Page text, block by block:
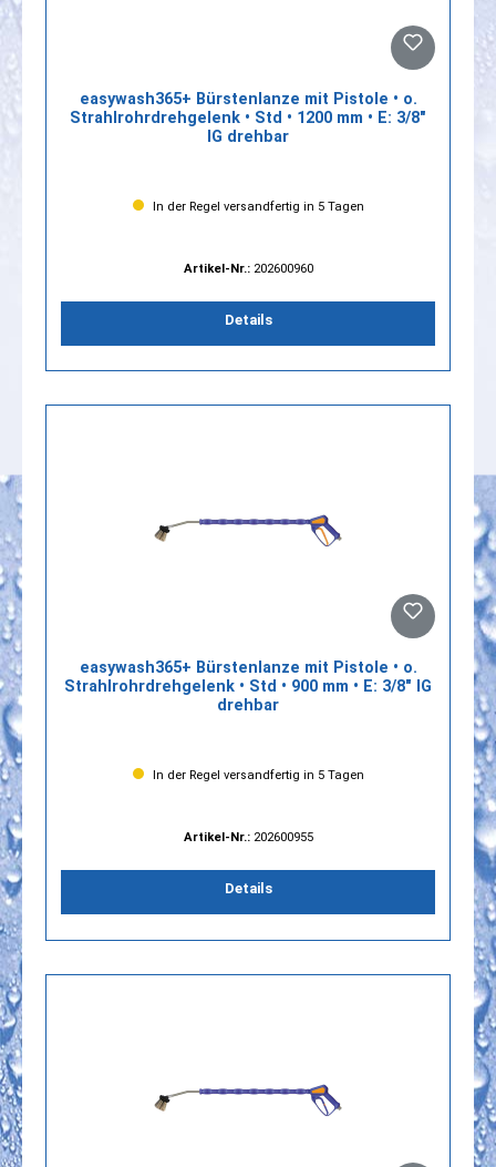
easywash365+ Bürstenlanze mit Pistole • o.
Strahlrohrdrehgelenk • Std • 1200 mm • E: 3/8"
IG drehbar
In der Regel versandfertig in 5 Tagen
Artikel-Nr.: 202600960
Details
easywash365+ Bürstenlanze mit Pistole • o.
Strahlrohrdrehgelenk • Std • 900 mm • E: 3/8" IG
drehbar
In der Regel versandfertig in 5 Tagen
Artikel-Nr.: 202600955
Details